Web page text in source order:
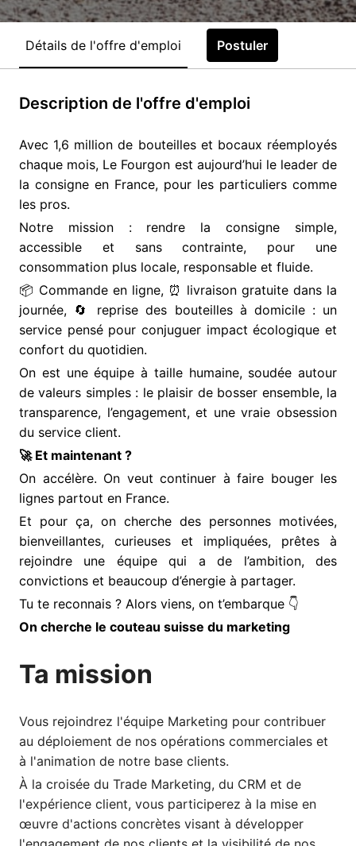
Détails de l'offre d'emploi Postuler
Description de l'offre d'emploi
Avec 1,6 million de bouteilles et bocaux réemployés
chaque mois, Le Fourgon est aujourd’hui le leader de
la consigne en France, pour les particuliers comme
les pros.
Notre mission : rendre la consigne simple,
accessible et sans contrainte, pour une
consommation plus locale, responsable et fluide.
📦 Commande en ligne, ⏰ livraison gratuite dans la
journée, 🔄 reprise des bouteilles à domicile : un
service pensé pour conjuguer impact écologique et
confort du quotidien.
On est une équipe à taille humaine, soudée autour
de valeurs simples : le plaisir de bosser ensemble, la
transparence, l’engagement, et une vraie obsession
du service client.
🚀 Et maintenant ?
On accélère. On veut continuer à faire bouger les
lignes partout en France.
Et pour ça, on cherche des personnes motivées,
bienveillantes, curieuses et impliquées, prêtes à
rejoindre une équipe qui a de l’ambition, des
convictions et beaucoup d’énergie à partager.
Tu te reconnais ? Alors viens, on t’embarque 👇
On cherche le couteau suisse du marketing
Ta mission
Vous rejoindrez l'équipe Marketing pour contribuer
au déploiement de nos opérations commerciales et
à l'animation de notre base clients.
À la croisée du Trade Marketing, du CRM et de
l'expérience client, vous participerez à la mise en
œuvre d'actions concrètes visant à développer